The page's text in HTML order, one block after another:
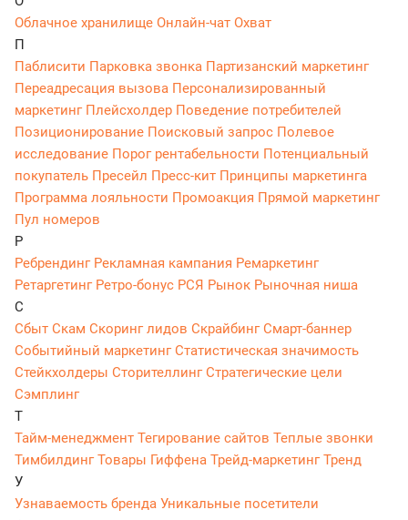
Облачное хранилище Онлайн-чат Охват
П
Паблисити Парковка звонка Партизанский маркетинг
Переадресация вызова Персонализированный
маркетинг Плейсхолдер Поведение потребителей
Позиционирование Поисковый запрос Полевое
исследование Порог рентабельности Потенциальный
покупатель Пресейл Пресс-кит Принципы маркетинга
Программа лояльности Промоакция Прямой маркетинг
Пул номеров
Р
Ребрендинг Рекламная кампания Ремаркетинг
Ретаргетинг Ретро-бонус РСЯ Рынок Рыночная ниша
С
Сбыт Скам Скоринг лидов СкрайбингСмарт-баннер
Событийный маркетингСтатистическая значимость
Стейкхолдеры СторителлингСтратегические цели
Сэмплинг
Т
Тайм-менеджмент Тегирование сайтов Теплые звонки
ТимбилдингТовары Гиффена Трейд-маркетингТренд
У
Узнаваемость бренда Уникальные посетители